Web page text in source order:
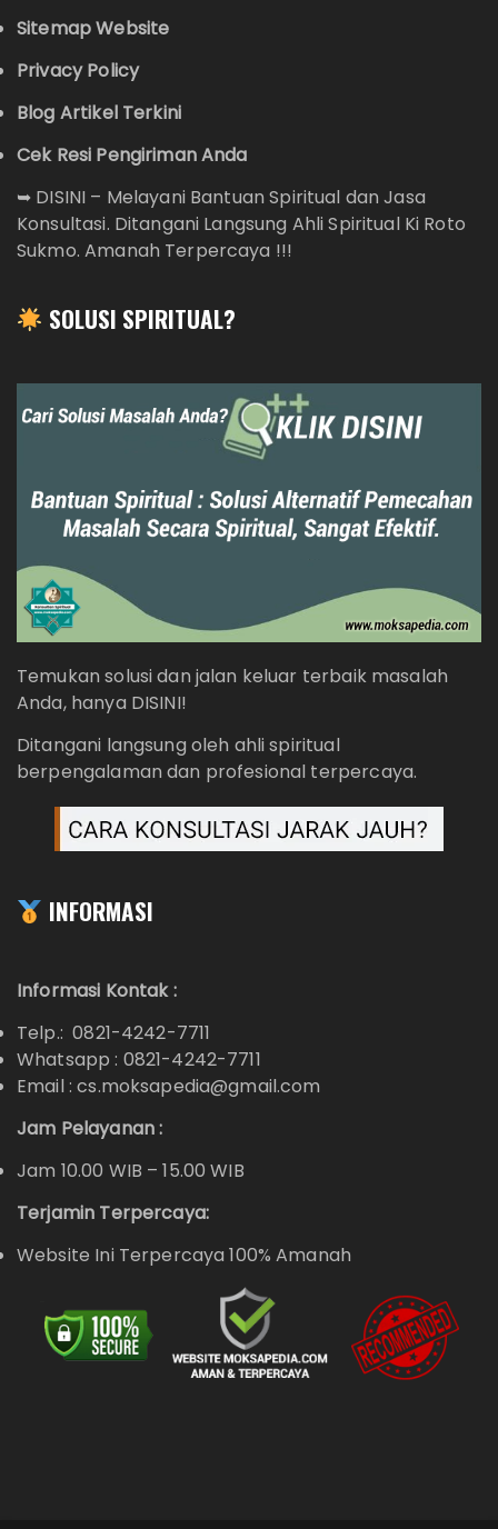
Sitemap Website
Privacy Policy
Blog Artikel Terkini
Cek Resi Pengiriman Anda
➥ DISINI – Melayani Bantuan Spiritual dan Jasa
Konsultasi. Ditangani Langsung Ahli Spiritual Ki Roto
Sukmo. Amanah Terpercaya !!!
SOLUSI SPIRITUAL?
Temukan solusi dan jalan keluar terbaik masalah
Anda, hanya DISINI!
Ditangani langsung oleh ahli spiritual
berpengalaman dan profesional terpercaya.
INFORMASI
Informasi Kontak :
Telp.: 0821-4242-7711
Whatsapp : 0821-4242-7711
Email : cs.moksapedia@gmail.com
Jam Pelayanan :
Jam 10.00 WIB – 15.00 WIB
Terjamin Terpercaya:
Website Ini Terpercaya 100% Amanah